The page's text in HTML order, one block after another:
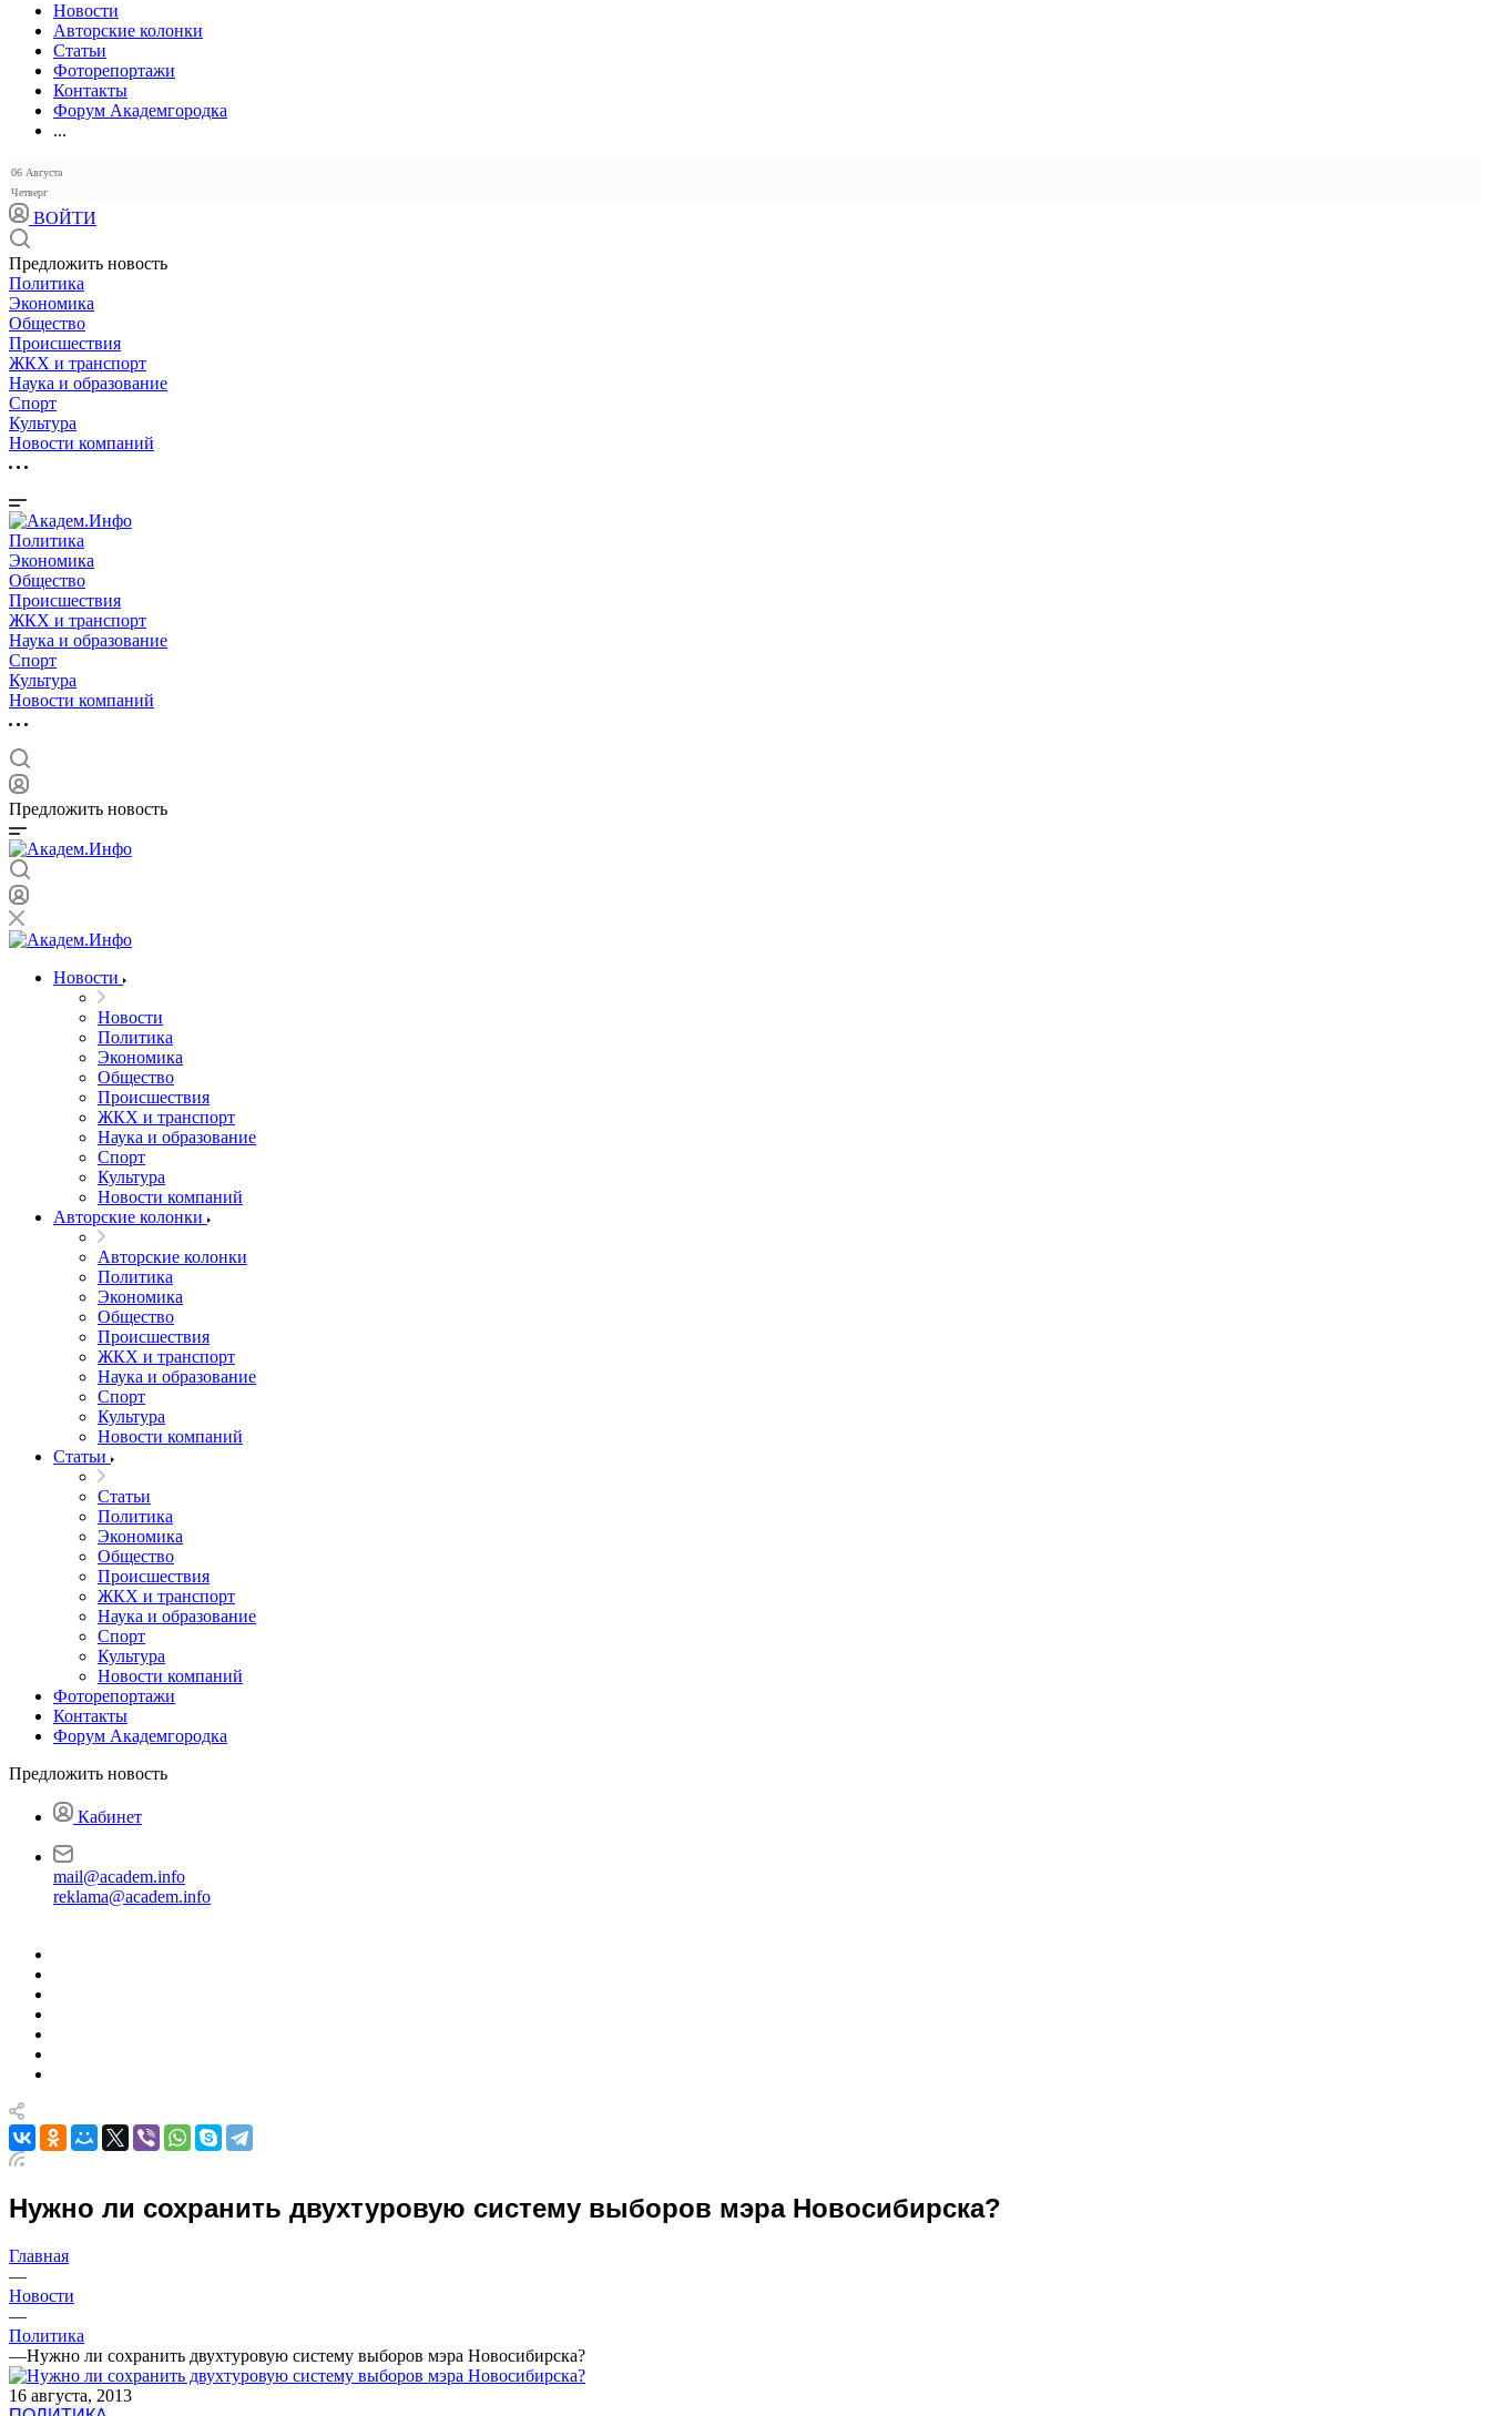
Новости
Авторские колонки
Статьи
Фоторепортажи
Контакты
Форум Академгородка
...
06 Августа
Четверг
ВОЙТИ
Предложить новость
Политика
Экономика
Общество
Происшествия
ЖКХ и транспорт
Наука и образование
Спорт
Культура
Новости компаний
Политика
Экономика
Общество
Происшествия
ЖКХ и транспорт
Наука и образование
Спорт
Культура
Новости компаний
Предложить новость
Новости
Новости
Политика
Экономика
Общество
Происшествия
ЖКХ и транспорт
Наука и образование
Спорт
Культура
Новости компаний
Авторские колонки
Авторские колонки
Политика
Экономика
Общество
Происшествия
ЖКХ и транспорт
Наука и образование
Спорт
Культура
Новости компаний
Статьи
Статьи
Политика
Экономика
Общество
Происшествия
ЖКХ и транспорт
Наука и образование
Спорт
Культура
Новости компаний
Фоторепортажи
Контакты
Форум Академгородка
Предложить новость
Кабинет
mail@academ.info
reklama@academ.info
Нужно ли сохранить двухтуровую систему выборов мэра Новосибирска?
Главная
—
Новости
—
Политика
—Нужно ли сохранить двухтуровую систему выборов мэра Новосибирска?
16 августа, 2013